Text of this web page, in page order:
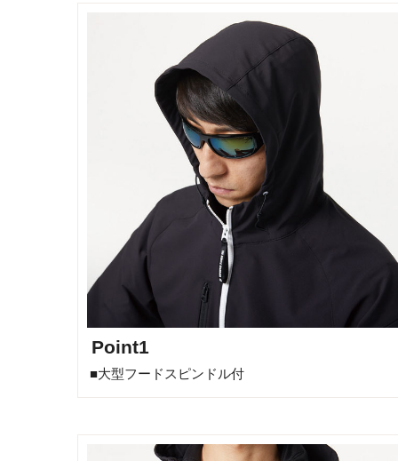
Point1
■大型フードスピンドル付